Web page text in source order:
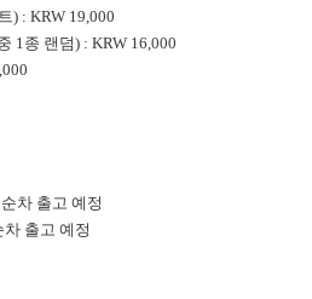
) : KRW 19,000
1종 랜덤) : KRW 16,000
차 출고 예정
출고 예정